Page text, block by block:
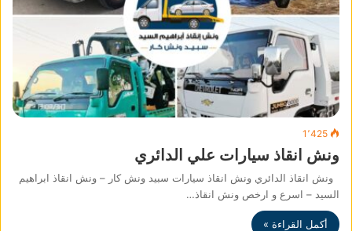
1٬425
ونش انقاذ سيارات علي الدائري
ونش انقاذ الدائري ونش انقاذ سيارات سبيد ونش كار – ونش انقاذ ابراهيم
السيد – اسرع و ارخص ونش انقاذ…
أكمل القراءة »